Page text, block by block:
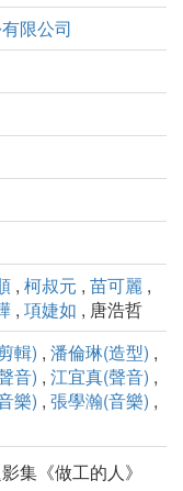
限公司
, 柯叔元 , 苗可麗 ,
, 項婕如 , 唐浩哲
輯) , 潘倫琳(造型) ,
音) , 江宜真(聲音) ,
樂) , 張學瀚(音樂) ,
集《做工的人》